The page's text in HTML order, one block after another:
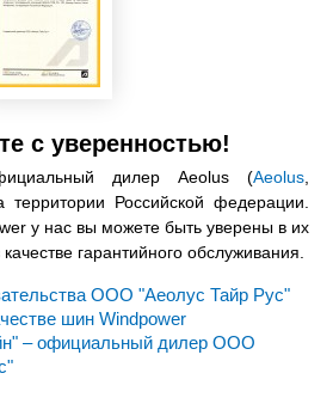
с уверенностью!
дилер Aeolus (Aeolus
Российской федерации.
у нас вы можете быть уверены в их
гарантийного обслуживания.
ООО "Аеолус Тайр Рус"
шин Windpower
– официальный дилер ООО